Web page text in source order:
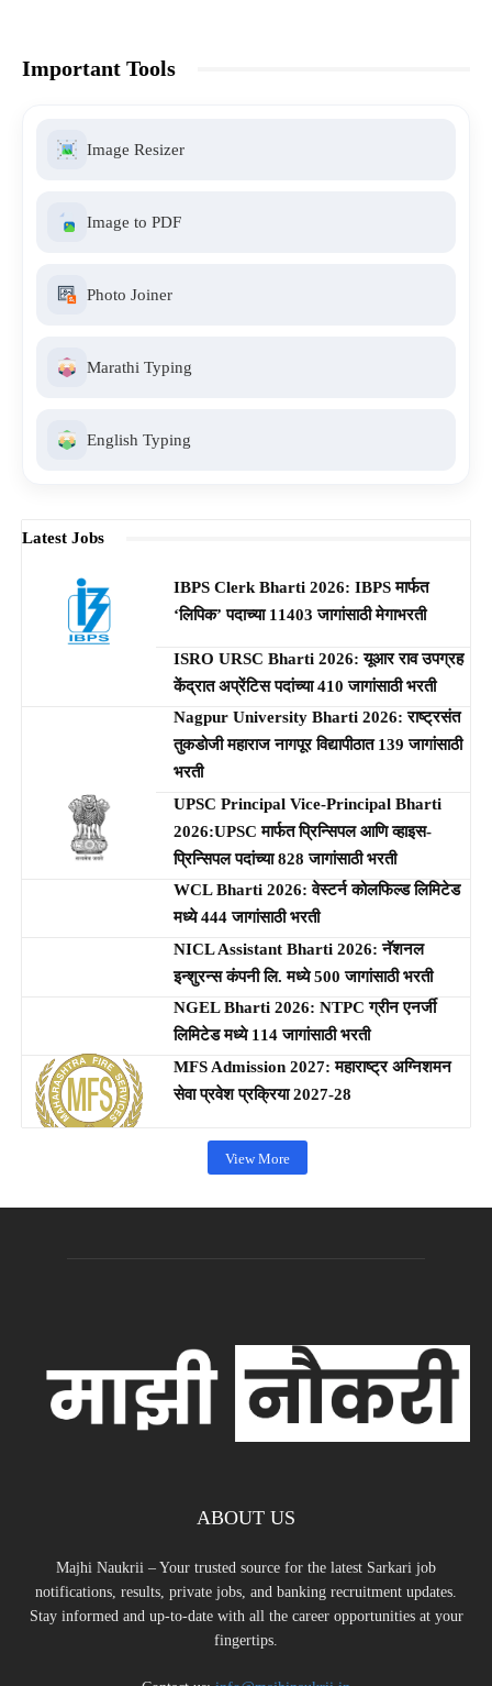
Important Tools
Image Resizer
Image to PDF
Photo Joiner
Marathi Typing
English Typing
Latest Jobs
IBPS Clerk Bharti 2026: IBPS मार्फत
‘लिपिक’ पदाच्या 11403 जागांसाठी मेगाभरती
ISRO URSC Bharti 2026: यूआर राव उपग्रह
केंद्रात अप्रेंटिस पदांच्या 410 जागांसाठी भरती
Nagpur University Bharti 2026: राष्ट्रसंत
तुकडोजी महाराज नागपूर विद्यापीठात 139 जागांसाठी
भरती
UPSC Principal Vice-Principal Bharti
2026:UPSC मार्फत प्रिन्सिपल आणि व्हाइस-
प्रिन्सिपल पदांच्या 828 जागांसाठी भरती
WCL Bharti 2026: वेस्टर्न कोलफिल्ड लिमिटेड
मध्ये 444 जागांसाठी भरती
NICL Assistant Bharti 2026: नॅशनल
इन्शुरन्स कंपनी लि. मध्ये 500 जागांसाठी भरती
NGEL Bharti 2026: NTPC ग्रीन एनर्जी
लिमिटेड मध्ये 114 जागांसाठी भरती
MFS Admission 2027: महाराष्ट्र अग्निशमन
सेवा प्रवेश प्रक्रिया 2027-28
View More
ABOUT US
Majhi Naukrii – Your trusted source for the latest Sarkari job
notifications, results, private jobs, and banking recruitment updates.
Stay informed and up-to-date with all the career opportunities at your
fingertips.